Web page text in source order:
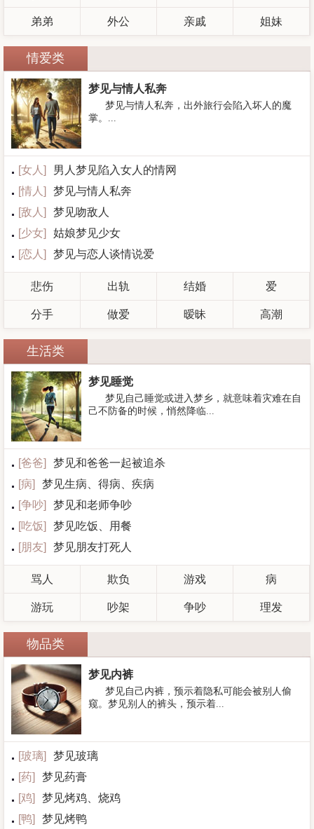
弟弟 外公 亲戚 姐妹
情爱类
梦见与情人私奔
梦见与情人私奔，出外旅行会陷入坏人的魔
掌。...
[女人 ]
男人梦见陷入女人的情网
[情人 ]
梦见与情人私奔
[敌人 ]
梦见吻敌人
[少女]
姑娘梦见少女
[恋人 ] 梦见与恋人谈情说爱
悲伤 出轨 结婚 爱
分手 做爱 暧昧 高潮
生活类
梦见睡觉
梦见自己睡觉或进入梦乡，就意味着灾难在自
己不防备的时候，悄然降临...
[爸爸]
梦见和爸爸一起被追杀
[病]
梦见生病、得病、疾病
[争吵]
梦见和老师争吵
[吃饭]
梦见吃饭、用餐
[朋友] 梦见朋友打死人
骂人 欺负 游戏 病
游玩 吵架 争吵 理发
物品类
梦见内裤
梦见自己内裤，预示着隐私可能会被别人偷
窥。梦见别人的裤头，预示着...
[玻璃]
梦见玻璃
[药]
梦见药膏
[鸡]
梦见烤鸡、烧鸡
[鸭] 梦见烤鸭